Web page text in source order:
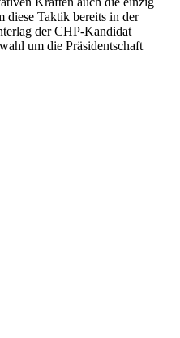
diese Taktik bereits in der
der CHP-Kandidat
um die Präsidentschaft